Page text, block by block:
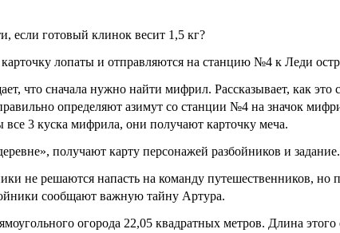
если готовый клинок весит 1,5 кг?
лопаты и отправляются на станцию №4 к Леди
что сначала нужно найти мифрил. Рассказывает, как
определяют азимут со станции №4 на значок
3 куска мифрила, они получают карточку меча.
получают карту персонажей разбойников и задание.
не решаются напасть на команду путешественников, но
сообщают важную тайну Артура.
огорода 22,05 квадратных метров. Длина